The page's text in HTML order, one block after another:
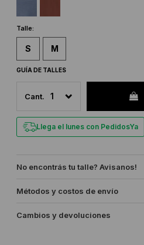
Talle:
S M
GUÍA DE TALLES
1
Llega el lunes con PedidosYa
No encontrás tu talle? Avisanos!
Métodos y costos de envío
Cambios y devoluciones